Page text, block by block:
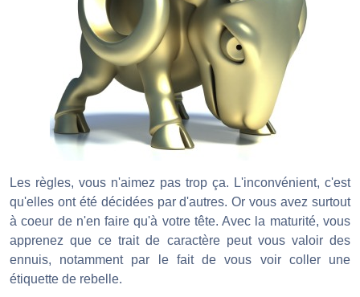
Les règles, vous n'aimez pas trop ça. L'inconvénient, c'est
qu'elles ont été décidées par d'autres. Or vous avez surtout
à coeur de n'en faire qu'à votre tête. Avec la maturité, vous
apprenez que ce trait de caractère peut vous valoir des
ennuis, notamment par le fait de vous voir coller une
étiquette de rebelle.